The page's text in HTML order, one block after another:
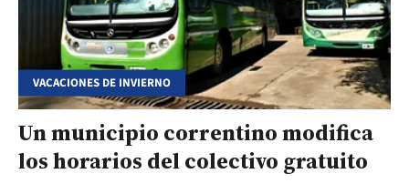
VACACIONES DE INVIERNO
Un municipio correntino modifica
los horarios del colectivo gratuito